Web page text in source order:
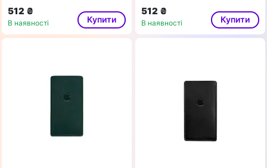
512 ₴
В наявності Купити
512 ₴
В наявності Купити